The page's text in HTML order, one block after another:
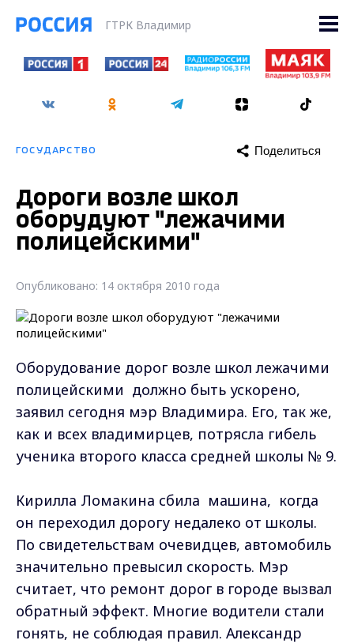
ГТРК Владимир
ГОСУДАРСТВО Поделиться
Дороги возле школ
оборудуют "лежачими
полицейскими"
Опубликовано: 14 октября 2010 года
Оборудование дорог возле школ лежачими
полицейскими должно быть ускорено,
заявил сегодня мэр Владимира. Его, так же,
как и всех владимирцев, потрясла гибель
ученика второго класса средней школы № 9.
Кирилла Ломакина сбила машина, когда
он переходил дорогу недалеко от школы.
По свидетельствам очевидцев, автомобиль
значительно превысил скорость. Мэр
считает, что ремонт дорог в городе вызвал
обратный эффект. Многие водители стали
гонять, не соблюдая правил. Александр